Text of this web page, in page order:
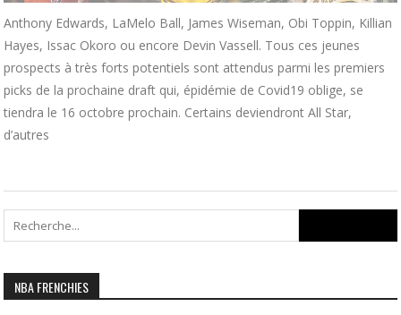
Anthony Edwards, LaMelo Ball, James Wiseman, Obi Toppin, Killian
Hayes, Issac Okoro ou encore Devin Vassell. Tous ces jeunes
prospects à très forts potentiels sont attendus parmi les premiers
picks de la prochaine draft qui, épidémie de Covid19 oblige, se
tiendra le 16 octobre prochain. Certains deviendront All Star,
d’autres
for:
NBA FRENCHIES